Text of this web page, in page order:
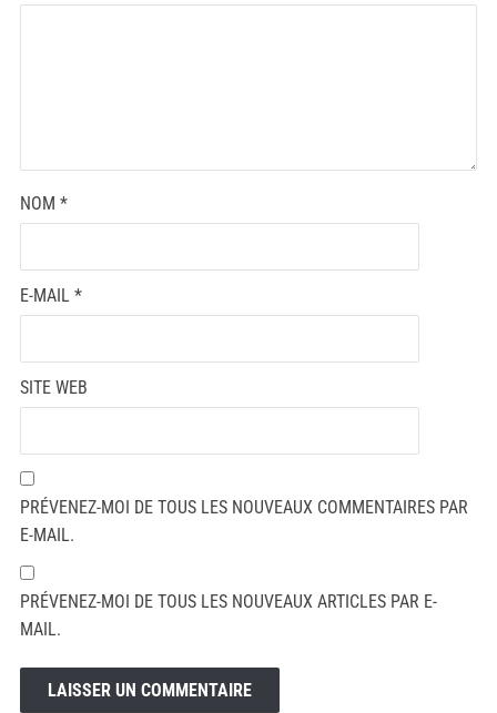
NOM *
E-MAIL *
SITE WEB
PRÉVENEZ-MOI DE TOUS LES NOUVEAUX COMMENTAIRES PAR
E-MAIL.
PRÉVENEZ-MOI DE TOUS LES NOUVEAUX ARTICLES PAR E-
MAIL.